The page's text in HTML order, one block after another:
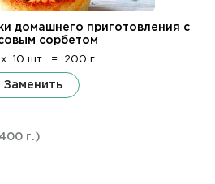
домашнего приготовления с
сорбетом
x 10 шт. = 200 г.
Заменить
г.)